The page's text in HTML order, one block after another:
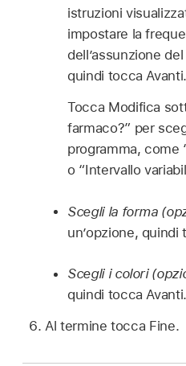
istruzioni
impostare la
dell’assunzione
quindi tocca Avanti.
Tocca Modifica
farmaco?” per
programma, come
o “Intervallo
Scegli la forma
un’opzione, quindi
Scegli i colori
quindi tocca Avanti.
Al termine tocca Fine.